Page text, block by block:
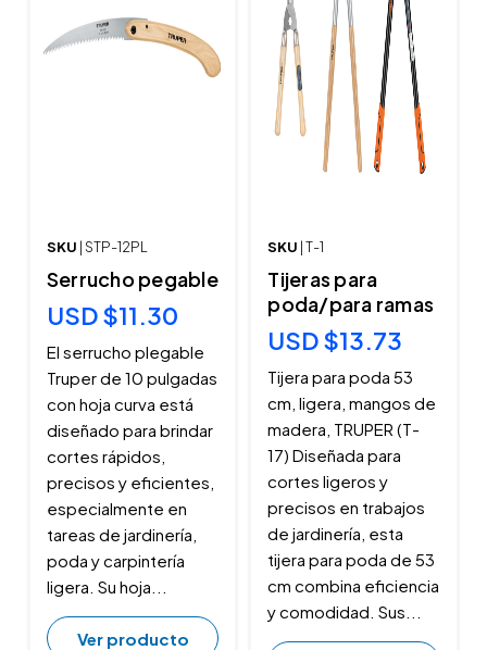
SKU | STP-12PL
Serrucho pegable
USD $11.30
El serrucho plegable
Truper de 10 pulgadas
con hoja curva está
diseñado para brindar
cortes rápidos,
precisos y eficientes,
especialmente en
tareas de jardinería,
poda y carpintería
ligera. Su hoja...
Ver producto
SKU | T-1
Tijeras para
poda/para ramas
USD $13.73
Tijera para poda 53
cm, ligera, mangos de
madera, TRUPER (T-
17) Diseñada para
cortes ligeros y
precisos en trabajos
de jardinería, esta
tijera para poda de 53
cm combina eficiencia
y comodidad. Sus...